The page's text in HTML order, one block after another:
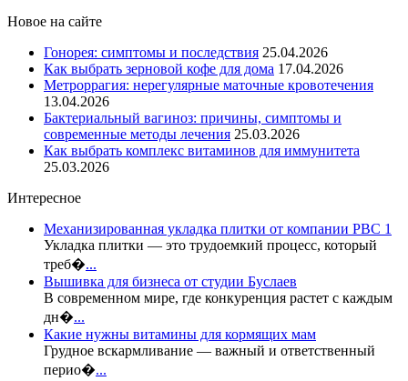
Новое на сайте
Гонорея: симптомы и последствия 25.04.2026
Как выбрать зерновой кофе для дома 17.04.2026
Метроррагия: нерегулярные маточные кровотечения
13.04.2026
Бактериальный вагиноз: причины, симптомы и
современные методы лечения 25.03.2026
Как выбрать комплекс витаминов для иммунитета
25.03.2026
Интересное
Механизированная укладка плитки от компании РВС 1
Укладка плитки — это трудоемкий процесс, который
треб�...
Вышивка для бизнеса от студии Буслаев
В современном мире, где конкуренция растет с каждым
дн�...
Какие нужны витамины для кормящих мам
Грудное вскармливание — важный и ответственный
перио�...